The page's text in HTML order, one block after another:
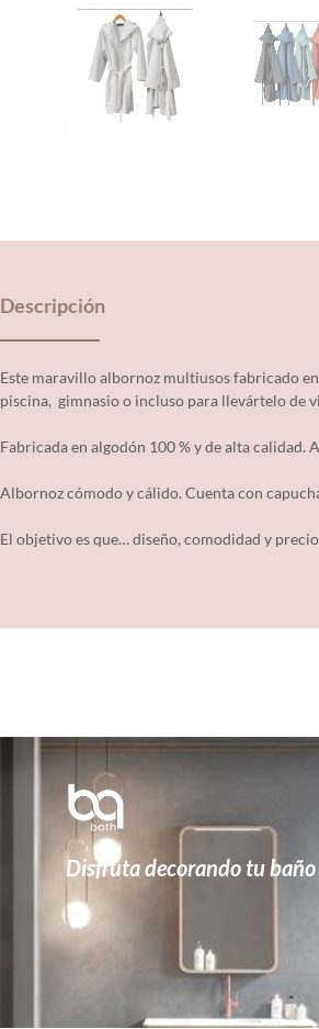
Descripción
Este maravillo albornoz multiusos fabricado
piscina, gimnasio o incluso para llevártelo de
Fabricada en algodón 100 % y de alta calidad.
Albornoz cómodo y cálido. Cuenta con
El objetivo es que… diseño, comodidad y
Disfruta decorando tu baño